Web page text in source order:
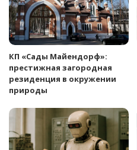
КП «Сады Майендорф»:
престижная загородная
резиденция в окружении
природы